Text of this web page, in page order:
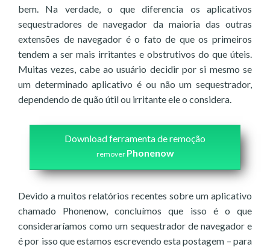
bem. Na verdade, o que diferencia os aplicativos
sequestradores de navegador da maioria das outras
extensões de navegador é o fato de que os primeiros
tendem a ser mais irritantes e obstrutivos do que úteis.
Muitas vezes, cabe ao usuário decidir por si mesmo se
um determinado aplicativo é ou não um sequestrador,
dependendo de quão útil ou irritante ele o considera.
Download ferramenta de remoção
remover Phonenow
Devido a muitos relatórios recentes sobre um aplicativo
chamado Phonenow, concluímos que isso é o que
consideraríamos como um sequestrador de navegador e
é por isso que estamos escrevendo esta postagem – para